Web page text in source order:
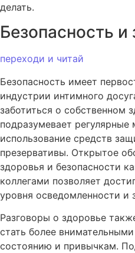
делать.
Безопасность и
переходи и читай
Безопасность имеет
индустрии интимного
заботиться о собственном
подразумевает
использование средств
презервативы. Открытое
здоровья и безопасности
коллегами позволяет
уровня осведомленности и
Разговоры о здоровье
стать более
состоянию и привычкам.